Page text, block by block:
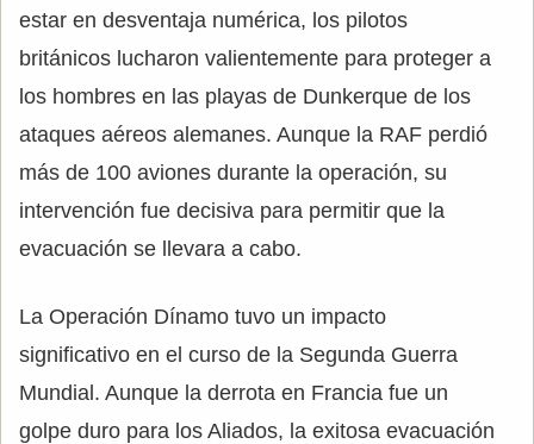
estar en desventaja numérica, los pilotos
británicos lucharon valientemente para proteger a
los hombres en las playas de Dunkerque de los
ataques aéreos alemanes. Aunque la RAF perdió
más de 100 aviones durante la operación, su
intervención fue decisiva para permitir que la
evacuación se llevara a cabo.
La Operación Dínamo tuvo un impacto
significativo en el curso de la Segunda Guerra
Mundial. Aunque la derrota en Francia fue un
golpe duro para los Aliados, la exitosa evacuación